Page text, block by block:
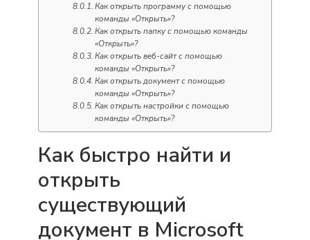
Как открыть программу с помощью
команды «Открыть»?
Как открыть папку с помощью команды
«Открыть»?
Как открыть веб-сайт с помощью
команды «Открыть»?
Как открыть документ с помощью
команды «Открыть»?
Как открыть настройки с помощью
команды «Открыть»?
Как быстро найти и
открыть
существующий
документ в Microsoft